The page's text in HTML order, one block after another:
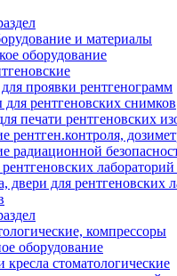
и материалы
оборудование
проявки рентгенограмм
для рентгеновских снимков
печати рентгеновских
рентген.контроля,
радиационной
двери для рентгеновских
компрессоры
оборудование
кресла стоматологические